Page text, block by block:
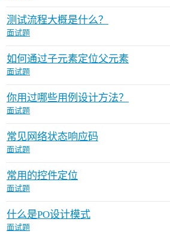
测试流程大概是什么？
面试题
如何通过子元素定位父元素
面试题
你用过哪些用例设计方法？
面试题
常见网络状态响应码
面试题
常用的控件定位
面试题
什么是PO设计模式
面试题